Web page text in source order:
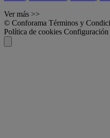
Ver más >>
© Conforama Términos y
Política de cookies Configuración